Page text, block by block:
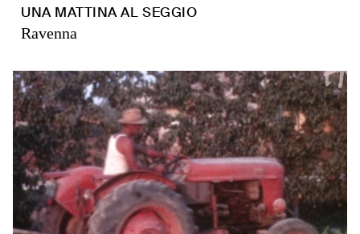
UNA MATTINA AL SEGGIO
Ravenna